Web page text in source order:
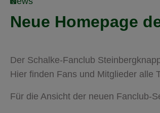
Neue Homepage
Der Schalke-Fanclub
Hier finden Fans und Mitglieder alle
Für die Ansicht der neuen Fanclub-